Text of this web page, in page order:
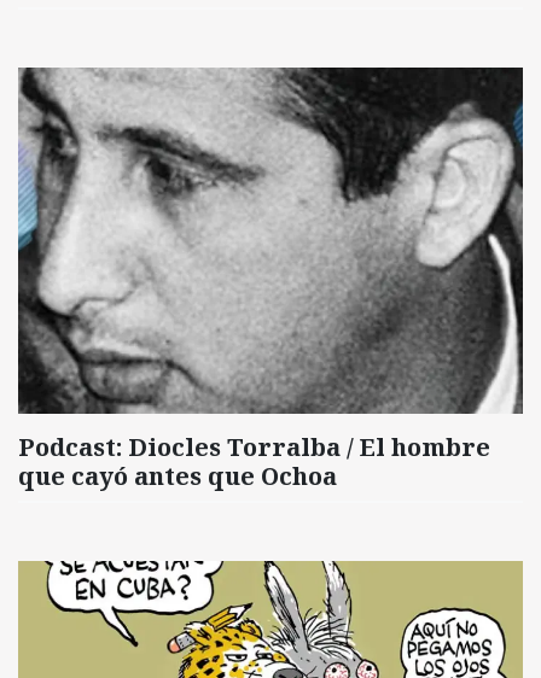
Podcast: Diocles Torralba / El hombre
que cayó antes que Ochoa